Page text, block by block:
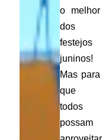
o melhor
dos
festejos
juninos!
Mas para
que
todos
possam